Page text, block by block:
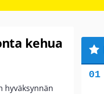
kehua
hyväksynnän